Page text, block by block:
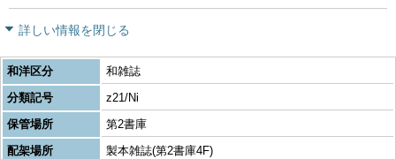
詳しい情報を閉じる
和洋区分
和雑誌
分類記号
z21/Ni
保管場所
第2書庫
配架場所
製本雑誌(第2書庫4F)